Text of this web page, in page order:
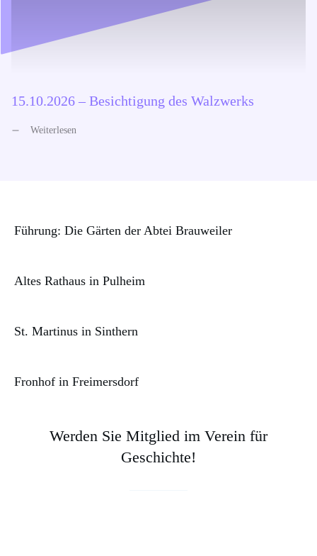
15.10.2026 – Besichtigung des Walzwerks
Weiterlesen
Führung: Die Gärten der Abtei Brauweiler
Altes Rathaus in Pulheim
St. Martinus in Sinthern
Fronhof in Freimersdorf
Werden Sie Mitglied im Verein für
Geschichte!